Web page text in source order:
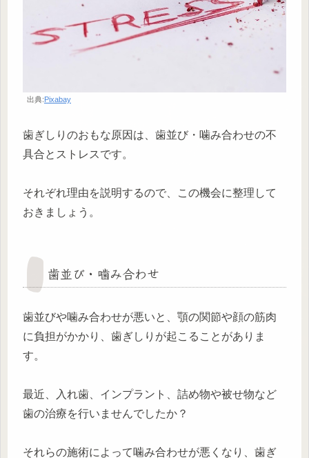
出典:Pixabay
歯ぎしりのおもな原因は、歯並び・噛み合わせの不
具合とストレスです。
それぞれ理由を説明するので、この機会に整理して
おきましょう。
歯並び・噛み合わせ
歯並びや噛み合わせが悪いと、顎の関節や顔の筋肉
に負担がかかり、歯ぎしりが起こることがありま
す。
最近、入れ歯、インプラント、詰め物や被せ物など
歯の治療を行いませんでしたか？
それらの施術によって噛み合わせが悪くなり、歯ぎ